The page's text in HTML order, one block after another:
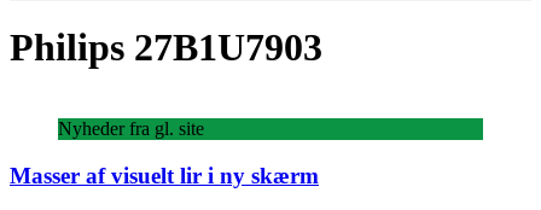
Philips 27B1U7903
Nyheder fra gl. site
Masser af visuelt lir i ny skærm